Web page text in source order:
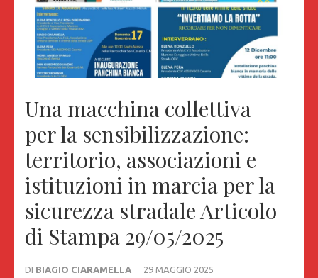
Una macchina collettiva
per la sensibilizzazione:
territorio, associazioni e
istituzioni in marcia per la
sicurezza stradale Articolo
di Stampa 29/05/2025
DI BIAGIO CIARAMELLA
29 MAGGIO 2025